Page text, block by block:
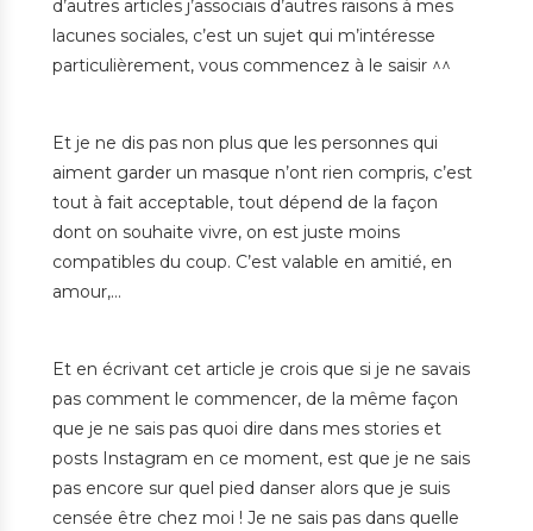
d’autres articles j’associais d’autres raisons à mes
lacunes sociales, c’est un sujet qui m’intéresse
particulièrement, vous commencez à le saisir ^^
Et je ne dis pas non plus que les personnes qui
aiment garder un masque n’ont rien compris, c’est
tout à fait acceptable, tout dépend de la façon
dont on souhaite vivre, on est juste moins
compatibles du coup. C’est valable en amitié, en
amour,…
Et en écrivant cet article je crois que si je ne savais
pas comment le commencer, de la même façon
que je ne sais pas quoi dire dans mes stories et
posts Instagram en ce moment, est que je ne sais
pas encore sur quel pied danser alors que je suis
censée être chez moi ! Je ne sais pas dans quelle